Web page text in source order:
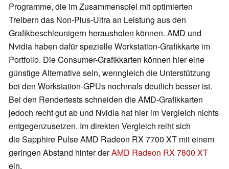
Programme, die im Zusammenspiel mit optimierten
Treibern das Non-Plus-Ultra an Leistung aus den
Grafikbeschleunigern herausholen können. AMD und
Nvidia haben dafür spezielle Workstation-Grafikkarte im
Portfolio. Die Consumer-Grafikkarten können hier eine
günstige Alternative sein, wenngleich die Unterstützung
bei den Workstation-GPUs nochmals deutlich besser ist.
Bei den Rendertests schneiden die AMD-Grafikkarten
jedoch recht gut ab und Nvidia hat hier im Vergleich nichts
entgegenzusetzen. Im direkten Vergleich reiht sich
die Sapphire Pulse AMD Radeon RX 7700 XT mit einem
geringen Abstand hinter derAMD Radeon RX 7800 XT
ein.